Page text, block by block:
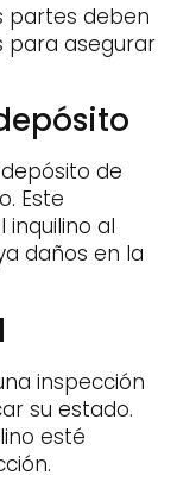
partes deben
para asegurar
de
Este
al
daños en la
inspección
su estado.
esté